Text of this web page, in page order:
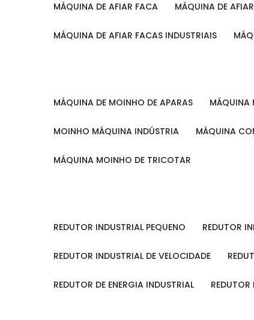
MÁQUINA DE AFIAR FACA MÁQUINA DE
MÁQUINA DE AFIAR FACAS INDUSTRIAIS
MÁQUINA DE MOINHO DE APARAS
MOINHO MÁQUINA INDÚSTRIA MÁQUINA
MÁQUINA MOINHO DE TRICOTAR
REDUTOR INDUSTRIAL PEQUENO REDUTOR
REDUTOR INDUSTRIAL DE VELOCIDADE
REDUTOR DE ENERGIA INDUSTRIAL